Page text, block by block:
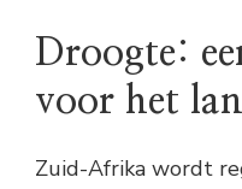
Droogte:
voor het
Zuid-Afrika wordt